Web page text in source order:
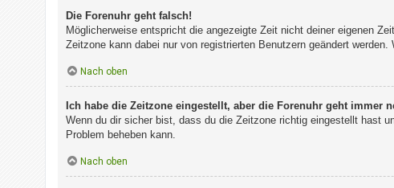
Die Forenuhr geht falsch!
Möglicherweise entspricht die angezeigte Zeit nicht deiner eigenen
Zeitzone kann dabei nur von registrierten Benutzern geändert
Nach oben
Ich habe die Zeitzone eingestellt, aber die Forenuhr geht immer
Wenn du dir sicher bist, dass du die Zeitzone richtig eingestellt hast
Problem beheben kann.
Nach oben